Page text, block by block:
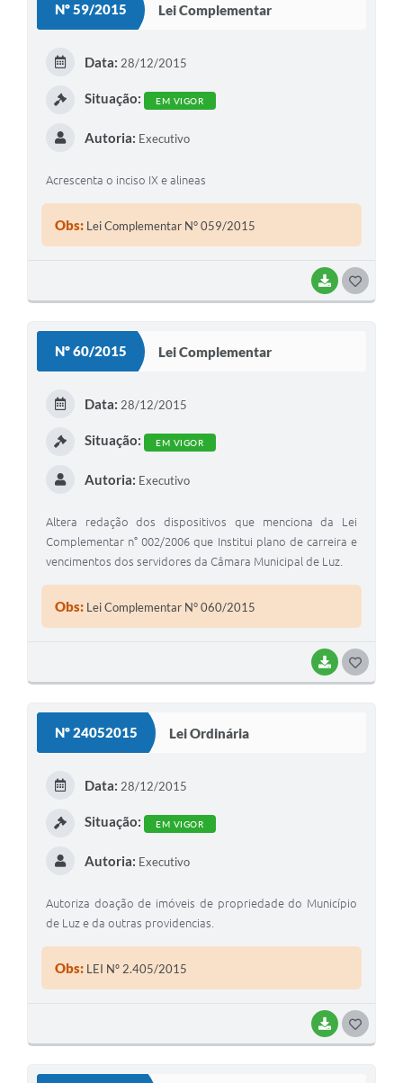
Nº 59/2015 Lei Complementar
BAIXAR
Data: 28/12/2015
Situação: EM VIGOR
Autoria: Executivo
Acrescenta o inciso IX e alineas
Obs: Lei Complementar N° 059/2015
Nº 60/2015 Lei Complementar
BAIXAR
Data: 28/12/2015
Situação: EM VIGOR
Autoria: Executivo
Altera redação dos dispositivos que menciona da Lei
Complementar n° 002/2006 que Institui plano de carreira e
vencimentos dos servidores da Câmara Municipal de Luz.
Obs: Lei Complementar N° 060/2015
Nº 24052015 Lei Ordinária
BAIXAR
Data: 28/12/2015
Situação: EM VIGOR
Autoria: Executivo
Autoriza doação de imóveis de propriedade do Município
de Luz e da outras providencias.
Obs: LEI Nº 2.405/2015